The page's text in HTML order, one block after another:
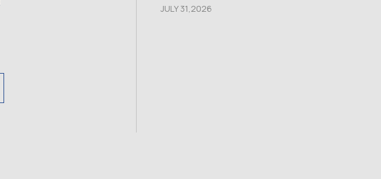
JULY 31,2026